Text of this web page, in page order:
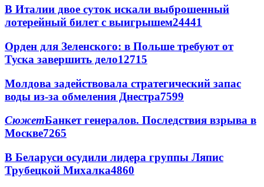
В Италии двое суток искали выброшенный
лотерейный билет с выигрышем24441
Орден для Зеленского: в Польше требуют от
Туска завершить дело12715
Молдова задействовала стратегический запас
воды из-за обмеления Днестра7599
СюжетБанкет генералов. Последствия взрыва в
Москве7265
В Беларуси осудили лидера группы Ляпис
Трубецкой Михалка4860